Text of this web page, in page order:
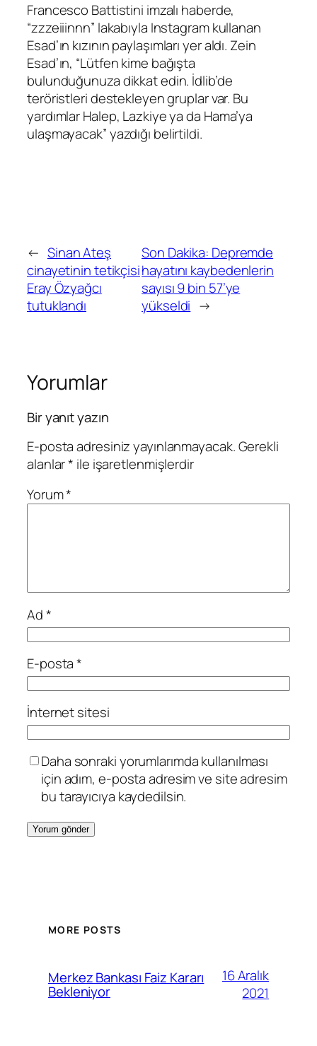
Francesco Battistini imzalı haberde,
“zzzeiiinnn” lakabıyla Instagram kullanan
Esad’ın kızının paylaşımları yer aldı. Zein
Esad’ın, “Lütfen kime bağışta
bulunduğunuza dikkat edin. İdlib’de
teröristleri destekleyen gruplar var. Bu
yardımlar Halep, Lazkiye ya da Hama’ya
ulaşmayacak” yazdığı belirtildi.
← Sinan Ateş
cinayetinin tetikçisi
Eray Özyağcı
tutuklandı
Son Dakika: Depremde
hayatını kaybedenlerin
sayısı 9 bin 57’ye
yükseldi →
Yorumlar
Bir yanıt yazın
E-posta adresiniz yayınlanmayacak.Gerekli
alanlar* ile işaretlenmişlerdir
Yorum*
Ad*
E-posta*
İnternet sitesi
Daha sonraki yorumlarımda kullanılması
için adım, e-posta adresim ve site adresim
bu tarayıcıya kaydedilsin.
MORE POSTS
Merkez Bankası Faiz Kararı
Bekleniyor
16 Aralık
2021